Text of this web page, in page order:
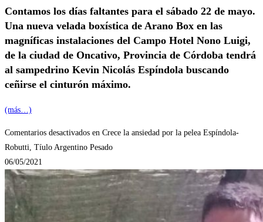
Contamos los días faltantes para el sábado 22 de mayo.
Una nueva velada boxística de Arano Box en las
magníficas instalaciones del Campo Hotel Nono Luigi,
de la ciudad de Oncativo, Provincia de Córdoba tendrá
al sampedrino Kevin Nicolás Espíndola buscando
ceñirse el cinturón máximo.
(más…)
Comentarios desactivados en Crece la ansiedad por la pelea Espíndola-
Robutti, Tíulo Argentino Pesado
06/05/2021